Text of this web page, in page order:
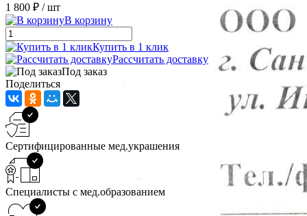
1 800 ₽ / шт
В корзину
Купить в 1 клик
Рассчитать доставку
Под заказ
Поделиться
Сертифицированные мед.украшения
Специалисты с мед.образованием